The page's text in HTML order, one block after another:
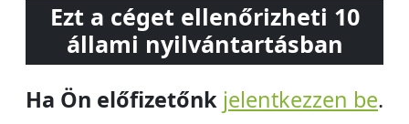
Ezt a céget ellenőrizheti 10
állami nyilvántartásban
Ha Ön előfizetőnk jelentkezzen be.